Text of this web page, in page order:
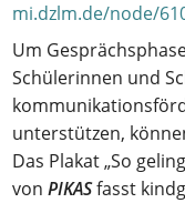
mi.dzlm.de/node/
Um
Schülerinnen und
unterstützen,
Das Plakat „So
vonPIKASfasst